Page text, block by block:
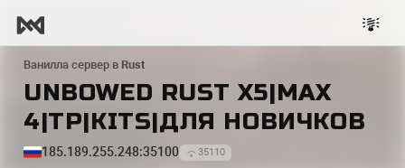
Ванилла сервер в Rust
UNBOWED RUST X5|MAX
4|TP|KITS|ДЛЯ НОВИЧКОВ
185.189.255.248:35100 35110